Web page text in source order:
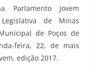
Parlamento Jovem
de Minas
de Poços de
feira, 22, de mais
edição 2017.